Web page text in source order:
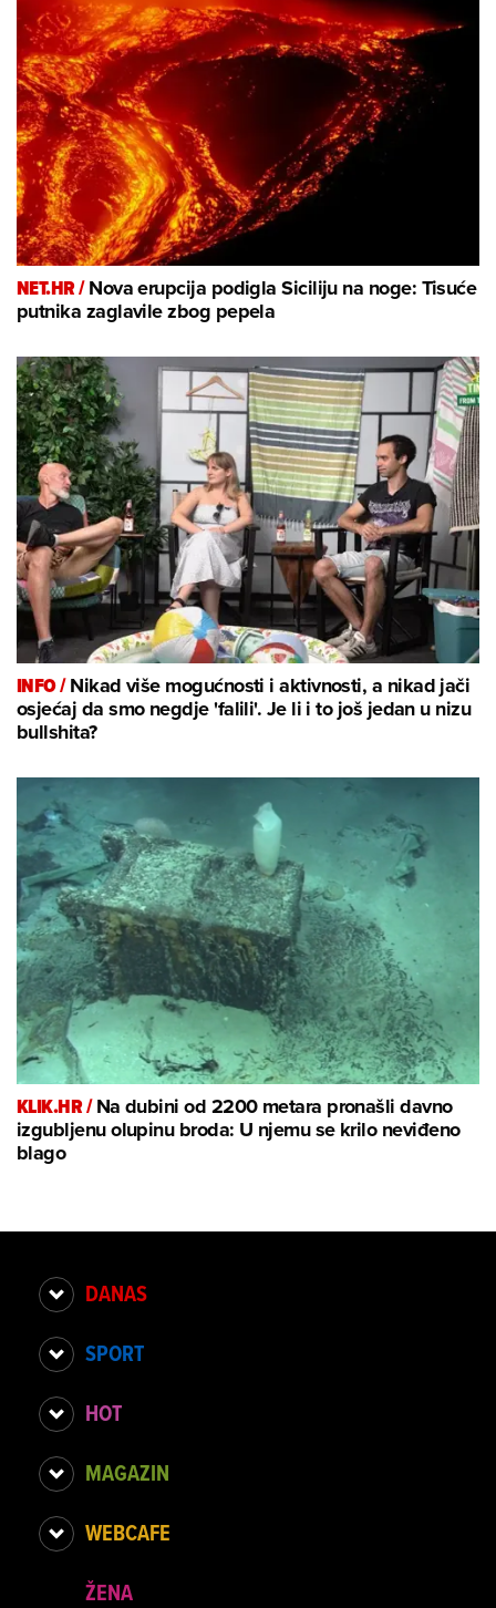
NET.HR /Nova erupcija podigla Siciliju na noge: Tisuće
putnika zaglavile zbog pepela
INFO /Nikad više mogućnosti i aktivnosti, a nikad jači
osjećaj da smo negdje 'falili'. Je li i to još jedan u nizu
bullshita?
KLIK.HR /Na dubini od 2200 metara pronašli davno
izgubljenu olupinu broda: U njemu se krilo neviđeno
blago
DANAS
SPORT
HOT
MAGAZIN
WEBCAFE
ŽENA